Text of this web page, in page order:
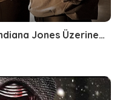
Jones Üzerine…